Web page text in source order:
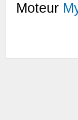
Moteur